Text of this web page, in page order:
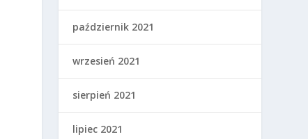
październik 2021
wrzesień 2021
sierpień 2021
lipiec 2021